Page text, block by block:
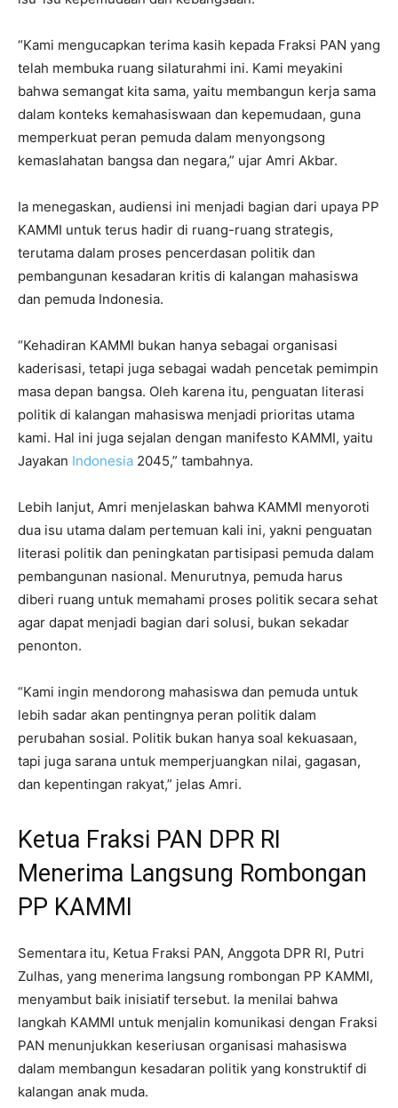
“Kami mengucapkan terima kasih kepada Fraksi PAN yang
telah membuka ruang silaturahmi ini. Kami meyakini
bahwa semangat kita sama, yaitu membangun kerja sama
dalam konteks kemahasiswaan dan kepemudaan, guna
memperkuat peran pemuda dalam menyongsong
kemaslahatan bangsa dan negara,” ujar Amri Akbar.
Ia menegaskan, audiensi ini menjadi bagian dari upaya PP
KAMMI untuk terus hadir di ruang-ruang strategis,
terutama dalam proses pencerdasan politik dan
pembangunan kesadaran kritis di kalangan mahasiswa
dan pemuda Indonesia.
“Kehadiran KAMMI bukan hanya sebagai organisasi
kaderisasi, tetapi juga sebagai wadah pencetak pemimpin
masa depan bangsa. Oleh karena itu, penguatan literasi
politik di kalangan mahasiswa menjadi prioritas utama
kami. Hal ini juga sejalan dengan manifesto KAMMI, yaitu
Jayakan Indonesia 2045,” tambahnya.
Lebih lanjut, Amri menjelaskan bahwa KAMMI menyoroti
dua isu utama dalam pertemuan kali ini, yakni penguatan
literasi politik dan peningkatan partisipasi pemuda dalam
pembangunan nasional. Menurutnya, pemuda harus
diberi ruang untuk memahami proses politik secara sehat
agar dapat menjadi bagian dari solusi, bukan sekadar
penonton.
“Kami ingin mendorong mahasiswa dan pemuda untuk
lebih sadar akan pentingnya peran politik dalam
perubahan sosial. Politik bukan hanya soal kekuasaan,
tapi juga sarana untuk memperjuangkan nilai, gagasan,
dan kepentingan rakyat,” jelas Amri.
Ketua Fraksi PAN DPR RI
Menerima Langsung Rombongan
PP KAMMI
Sementara itu, Ketua Fraksi PAN, Anggota DPR RI, Putri
Zulhas, yang menerima langsung rombongan PP KAMMI,
menyambut baik inisiatif tersebut. Ia menilai bahwa
langkah KAMMI untuk menjalin komunikasi dengan Fraksi
PAN menunjukkan keseriusan organisasi mahasiswa
dalam membangun kesadaran politik yang konstruktif di
kalangan anak muda.